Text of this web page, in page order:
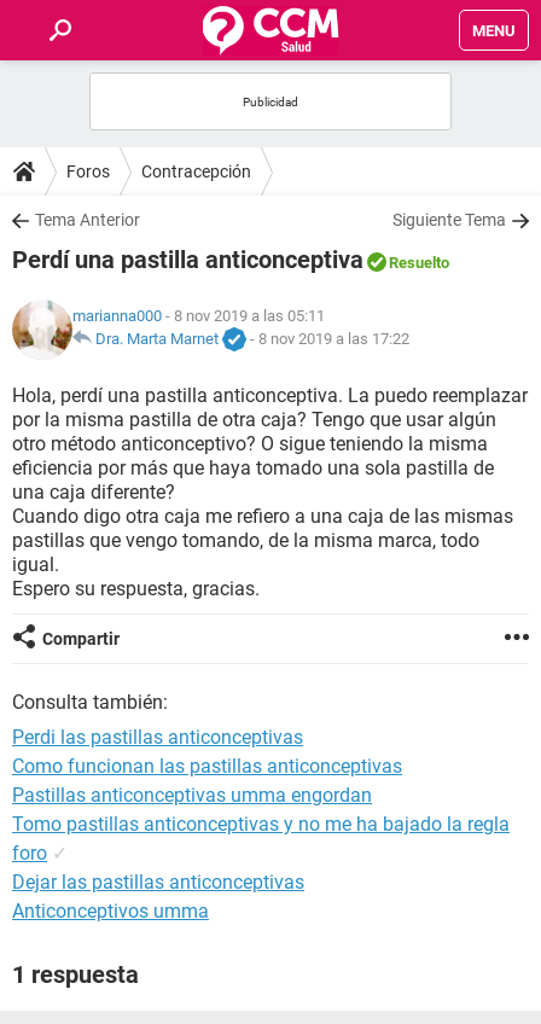
MENU
FOROS
SALUD
NUTRICIÓN
BIENESTAR
SEXUALIDAD
GLOSARIO
Foros Contracepción
Tema Anterior Siguiente Tema
Perdí una pastilla anticonceptiva Resuelto
marianna000 - 8 nov 2019 a las 05:11
Dra. Marta Marnet
- 8 nov 2019 a las 17:22
Hola, perdí una pastilla anticonceptiva. La puedo reemplazar
por la misma pastilla de otra caja? Tengo que usar algún
otro método anticonceptivo? O sigue teniendo la misma
eficiencia por más que haya tomado una sola pastilla de
una caja diferente?
Cuando digo otra caja me refiero a una caja de las mismas
pastillas que vengo tomando, de la misma marca, todo
igual.
Espero su respuesta, gracias.
Compartir
Consulta también:
Perdi las pastillas anticonceptivas
Como funcionan las pastillas anticonceptivas
Pastillas anticonceptivas umma engordan
Tomo pastillas anticonceptivas y no me ha bajado la regla
foro ✓
Dejar las pastillas anticonceptivas
Anticonceptivos umma
1 respuesta